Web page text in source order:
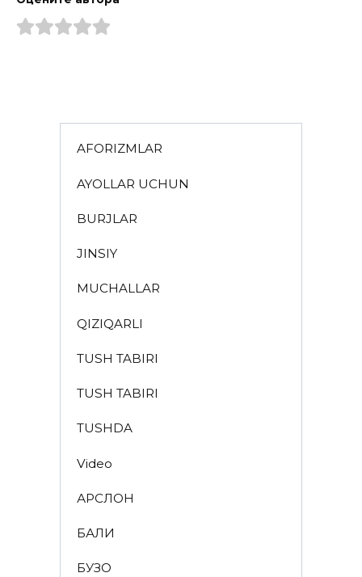
AFORIZMLAR
AYOLLAR UCHUN
BURJLAR
JINSIY
MUCHALLAR
QIZIQARLI
TUSH TABIRI
TUSH TABIRI
TUSHDA
Video
АРСЛОН
БАЛИҚ
БУЗОҚ